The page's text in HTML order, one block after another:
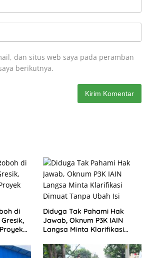
dan situs web saya pada peramban
berikutnya.
di
Diduga Tak Pahami Hak
Jawab, Oknum P3K IAIN
Langsa Minta Klarifikasi